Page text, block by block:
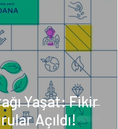
Yaşat: Fikir
Açıldı!